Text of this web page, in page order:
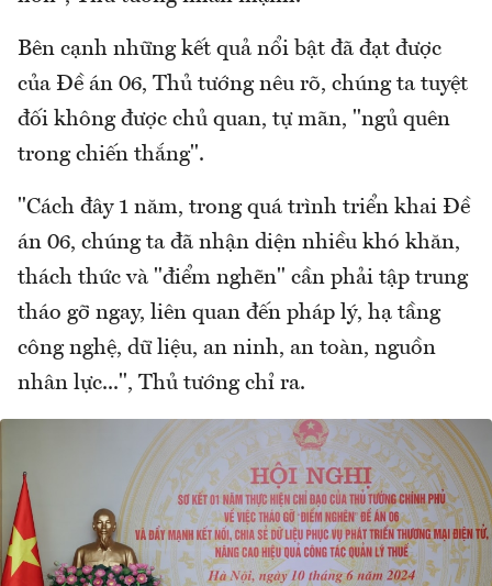
Bên cạnh những kết quả nổi bật đã đạt được
của Đề án 06, Thủ tướng nêu rõ, chúng ta tuyệt
đối không được chủ quan, tự mãn, "ngủ quên
trong chiến thắng".
"Cách đây 1 năm, trong quá trình triển khai Đề
án 06, chúng ta đã nhận diện nhiều khó khăn,
thách thức và "điểm nghẽn" cần phải tập trung
tháo gỡ ngay, liên quan đến pháp lý, hạ tầng
công nghệ, dữ liệu, an ninh, an toàn, nguồn
nhân lực...", Thủ tướng chỉ ra.